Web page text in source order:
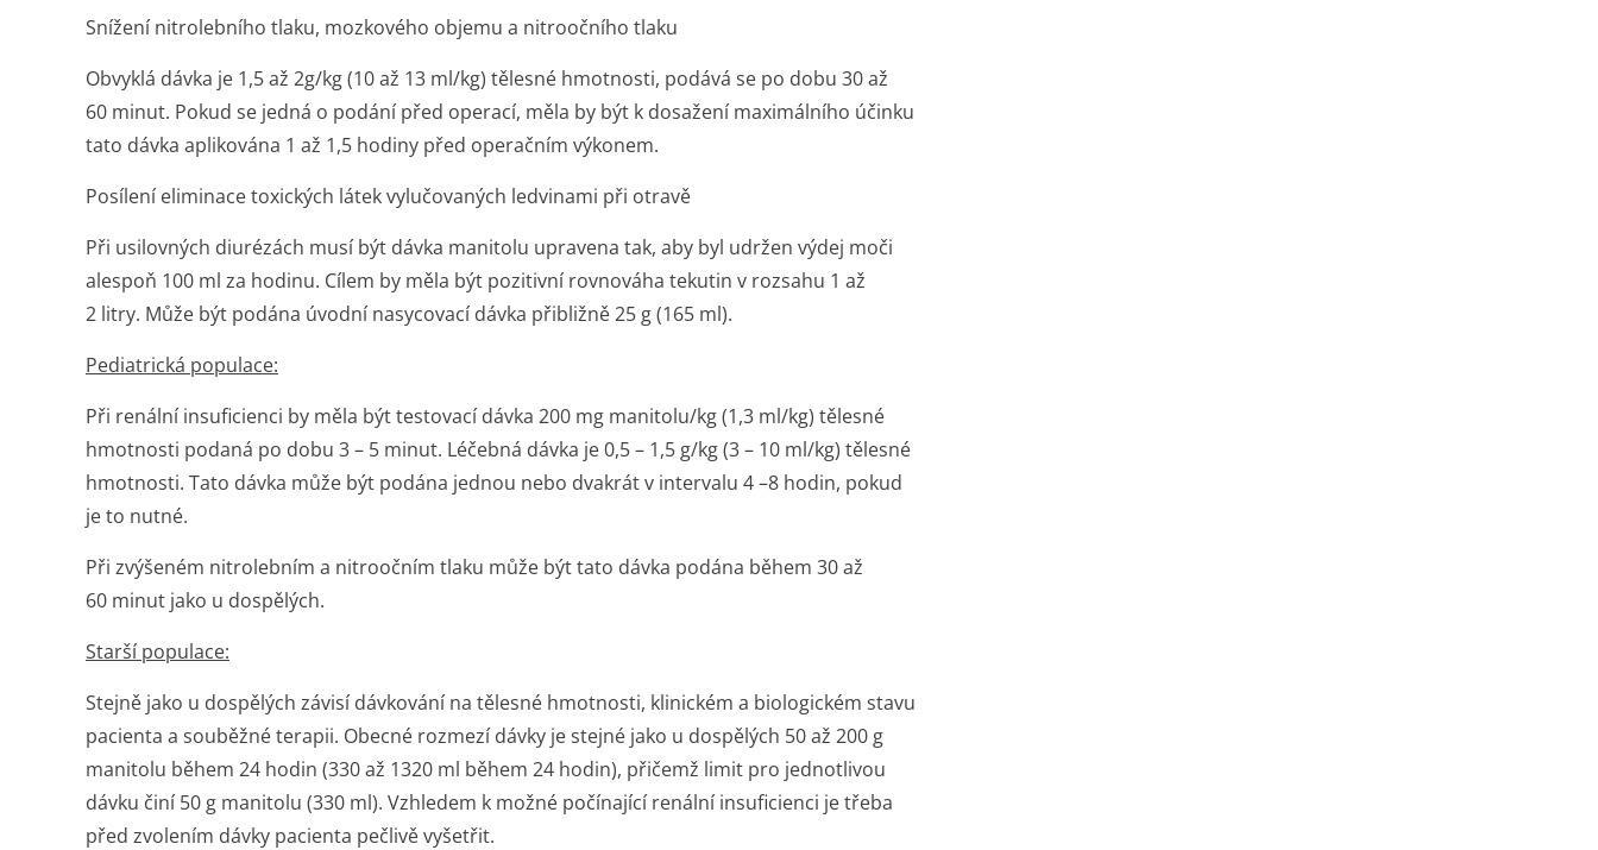
Snížení nitrolebního tlaku, mozkového objemu a nitroočního tlaku
Obvyklá dávka je 1,5 až 2g/kg (10 až 13 ml/kg) tělesné hmotnosti, podává se po dobu 30 až
60 minut. Pokud se jedná o podání před operací, měla by být k dosažení maximálního účinku
tato dávka aplikována 1 až 1,5 hodiny před operačním výkonem.
Posílení eliminace toxických látek vylučovaných ledvinami při otravě
Při usilovných diurézách musí být dávka manitolu upravena tak, aby byl udržen výdej moči
alespoň 100 ml za hodinu. Cílem by měla být pozitivní rovnováha tekutin v rozsahu 1 až
2 litry. Může být podána úvodní nasycovací dávka přibližně 25 g (165 ml).
Pediatrická populace:
Při renální insuficienci by měla být testovací dávka 200 mg manitolu/kg (1,3 ml/kg) tělesné
hmotnosti podaná po dobu 3 – 5 minut. Léčebná dávka je 0,5 – 1,5 g/kg (3 – 10 ml/kg) tělesné
hmotnosti. Tato dávka může být podána jednou nebo dvakrát v intervalu 4 –8 hodin, pokud
je to nutné.
Při zvýšeném nitrolebním a nitroočním tlaku může být tato dávka podána během 30 až
60 minut jako u dospělých.
Starší populace:
Stejně jako u dospělých závisí dávkování na tělesné hmotnosti, klinickém a biologickém stavu
pacienta a souběžné terapii. Obecné rozmezí dávky je stejné jako u dospělých 50 až 200 g
manitolu během 24 hodin (330 až 1320 ml během 24 hodin), přičemž limit pro jednotlivou
dávku činí 50 g manitolu (330 ml). Vzhledem k možné počínající renální insuficienci je třeba
před zvolením dávky pacienta pečlivě vyšetřit.